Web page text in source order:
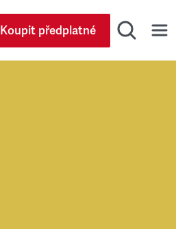
Koupit předplatné